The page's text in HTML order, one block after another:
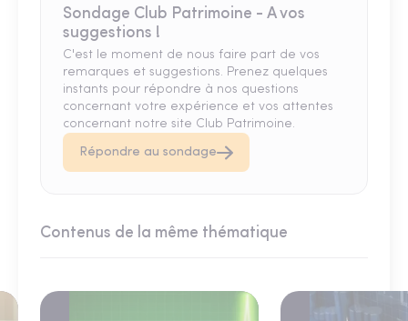
Sondage Club Patrimoine - A vos
suggestions !
C'est le moment de nous faire part de vos
remarques et suggestions. Prenez quelques
instants pour répondre à nos questions
concernant votre expérience et vos attentes
concernant notre site Club Patrimoine.
Répondre au sondage
Contenus de la même thématique